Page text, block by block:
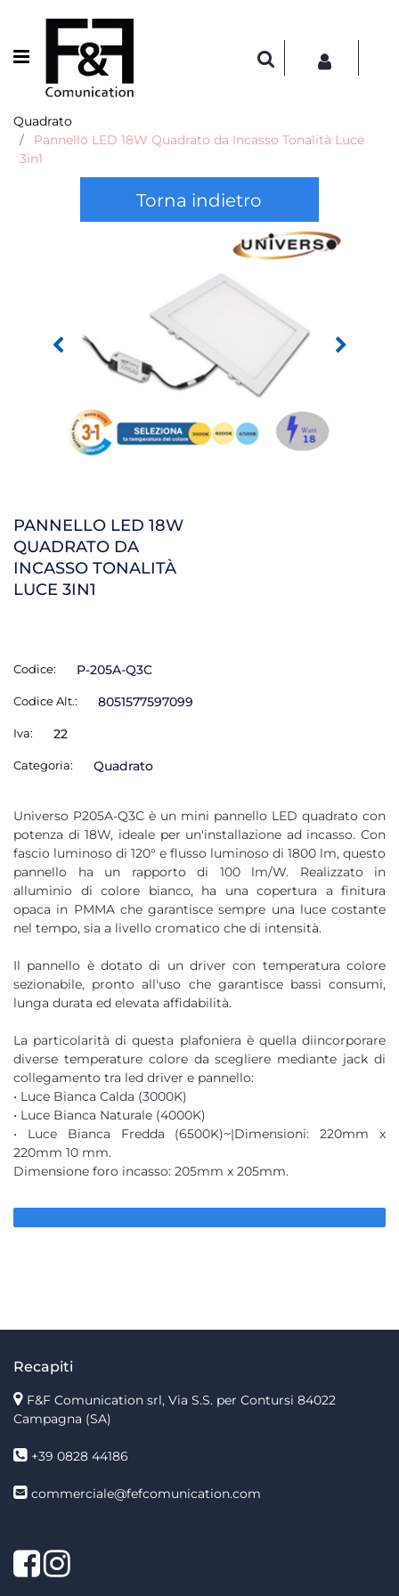
Open menu
Quadrato
Pannello LED 18W Quadrato da Incasso Tonalità Luce
3in1
Torna indietro
PANNELLO LED 18W
QUADRATO DA
INCASSO TONALITÀ
LUCE 3IN1
Codice: P-205A-Q3C
Codice Alt.: 8051577597099
Iva: 22
Categoria: Quadrato
Universo P205A-Q3C è un mini pannello LED quadrato con
potenza di 18W, ideale per un'installazione ad incasso. Con
fascio luminoso di 120° e flusso luminoso di 1800 lm, questo
pannello ha un rapporto di 100 lm/W. Realizzato in
alluminio di colore bianco, ha una copertura a finitura
opaca in PMMA che garantisce sempre una luce costante
nel tempo, sia a livello cromatico che di intensità.
Il pannello è dotato di un driver con temperatura colore
sezionabile, pronto all'uso che garantisce bassi consumi,
lunga durata ed elevata affidabilità.
La particolarità di questa plafoniera è quella diincorporare
diverse temperature colore da scegliere mediante jack di
collegamento tra led driver e pannello:
• Luce Bianca Calda (3000K)
• Luce Bianca Naturale (4000K)
• Luce Bianca Fredda (6500K)~|Dimensioni: 220mm x
220mm 10 mm.
Dimensione foro incasso: 205mm x 205mm.
Recapiti
F&F Comunication srl, Via S.S. per Contursi 84022
Campagna (SA)
+39 0828 44186
commerciale@fefcomunication.com
Facebook
Twitter